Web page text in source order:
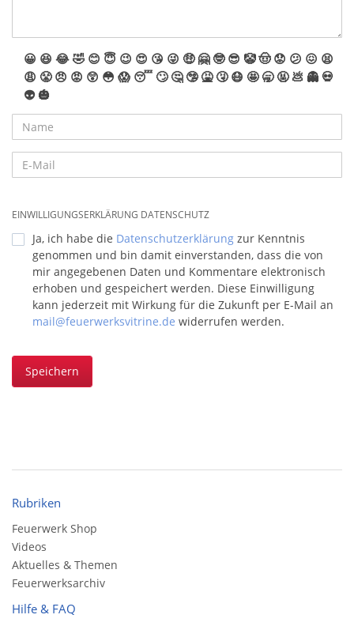
😀 😆 😂🤣 😊 😇 😉 😍 😘 😜 🤑 🤗 🤓 😎 🤡🤠 😟 😕 😖 😫
😩 😤 😠 😡 😲 😳 😱 😴 🙄 🤔 🤥 🤮 🤧 😷 🤩 🥱 🤬 💩 👻 💀
👽 🎃
EINWILLIGUNGSERKLÄRUNG DATENSCHUTZ
Ja, ich habe die Datenschutzerklärung zur Kenntnis
genommen und bin damit einverstanden, dass die von
mir angegebenen Daten und Kommentare elektronisch
erhoben und gespeichert werden. Diese Einwilligung
kann jederzeit mit Wirkung für die Zukunft per E-Mail an
mail@feuerwerksvitrine.de widerrufen werden.
Speichern
Rubriken
Feuerwerk Shop
Videos
Aktuelles & Themen
Feuerwerksarchiv
Hilfe & FAQ